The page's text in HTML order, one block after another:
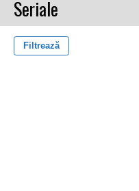
Seriale
Filtrează